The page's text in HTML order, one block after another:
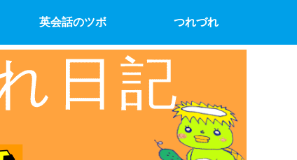
英会話のツボ つれづれ